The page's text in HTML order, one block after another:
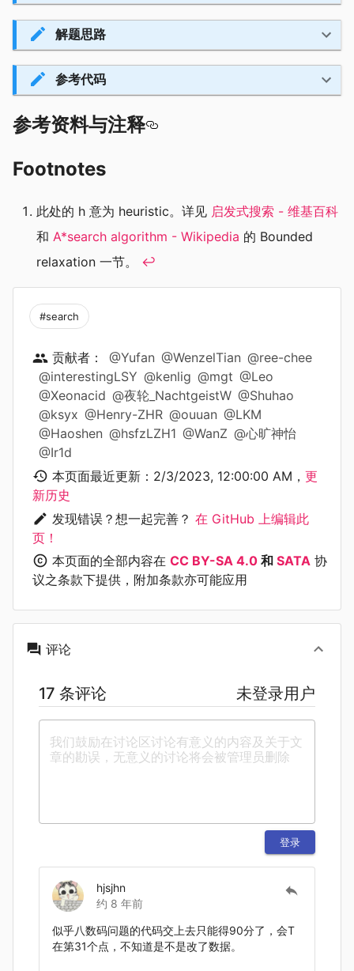
解题思路
参考代码
参考资料与注释
Footnotes
此处的 h 意为 heuristic。详见 启发式搜索 - 维基百科
和 A*search algorithm - Wikipedia 的 Bounded
relaxation 一节。 ↩
#search
贡献者： @Yufan @WenzelTian @ree-chee
@interestingLSY @kenlig @mgt @Leo
@Xeonacid @夜轮_NachtgeistW @Shuhao
@ksyx @Henry-ZHR @ouuan @LKM
@Haoshen @hsfzLZH1 @WanZ @心旷神怡
@Ir1d
本页面最近更新： 2/3/2023, 12:00:00 AM ， 更
新历史
发现错误？想一起完善？ 在 GitHub 上编辑此
页！
本页面的全部内容在 CC BY-SA 4.0 和 SATA 协
议之条款下提供，附加条款亦可能应用
评论
17 条评论 未登录用户
登录
hjsjhn
约 8 年前
似乎八数码问题的代码交上去只能得90分了，会T
在第31个点，不知道是不是改了数据。